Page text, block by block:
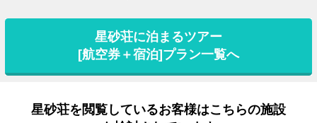
星砂荘に泊まるツアー
[航空券＋宿泊]プラン一覧へ
星砂荘を閲覧しているお客様はこちらの施設